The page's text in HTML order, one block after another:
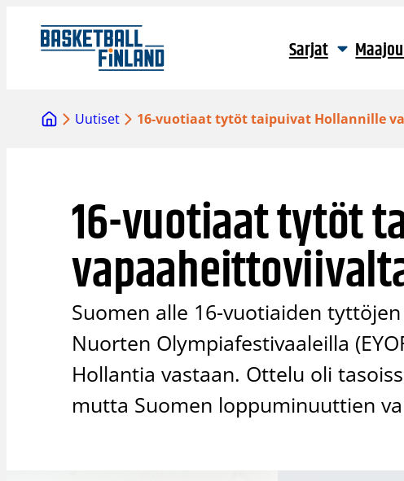
sisältöön
Sarjat
Uutiset 16-vuotiaat tytöt taipuivat Hollannille
16-vuotiaat tytöt
Suomen alle 16-vuotiaiden
Nuorten Olympiafestivaaleilla
Hollantia vastaan. Ottelu oli
mutta Suomen loppuminuuttien